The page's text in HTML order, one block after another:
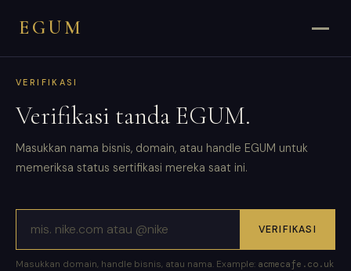
EGUM
VERIFIKASI
Verifikasi tanda EGUM.
Masukkan nama bisnis, domain, atau handle EGUM untuk
memeriksa status sertifikasi mereka saat ini.
VERIFIKASI
Masukkan domain, handle bisnis, atau nama. Example: acmecafe.co.uk